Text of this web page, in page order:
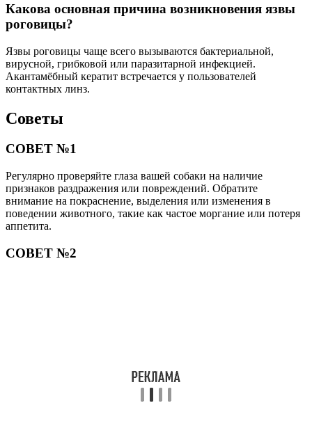
Какова основная причина возникновения язвы
роговицы?
Язвы роговицы чаще всего вызываются бактериальной,
вирусной, грибковой или паразитарной инфекцией.
Акантамёбный кератит встречается у пользователей
контактных линз.
Советы
СОВЕТ №1
Регулярно проверяйте глаза вашей собаки на наличие
признаков раздражения или повреждений. Обратите
внимание на покраснение, выделения или изменения в
поведении животного, такие как частое моргание или потеря
аппетита.
СОВЕТ №2